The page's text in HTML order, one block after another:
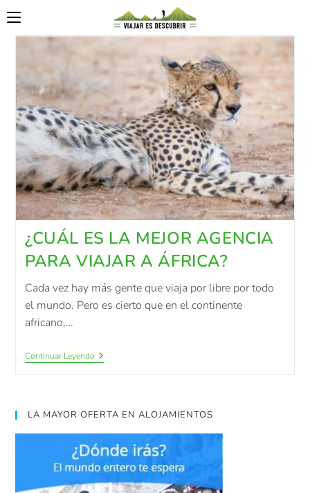
¿CUÁL ES LA MEJOR AGENCIA
PARA VIAJAR A ÁFRICA?
Cada vez hay más gente que viaja por libre por todo
el mundo. Pero es cierto que en el continente
africano,…
Continuar Leyendo
LA MAYOR OFERTA EN ALOJAMIENTOS